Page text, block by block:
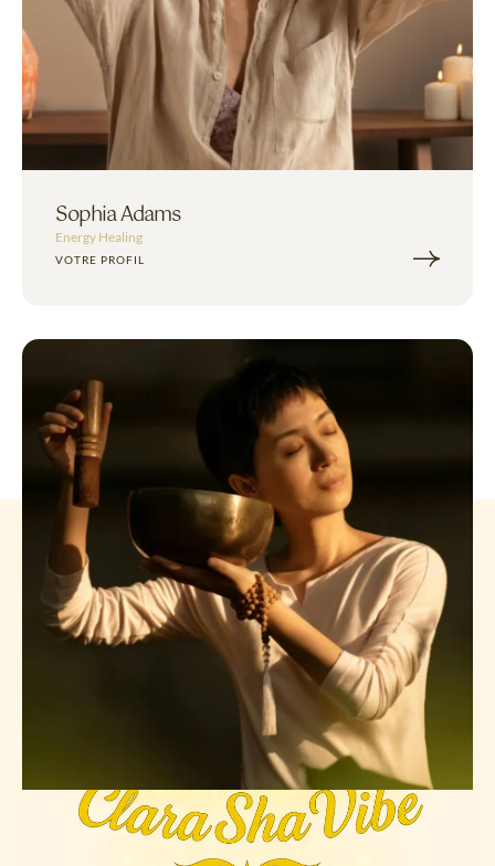
Sophia Adams
Energy Healing
VOTRE PROFIL
Maya Rivera
Energy Healing